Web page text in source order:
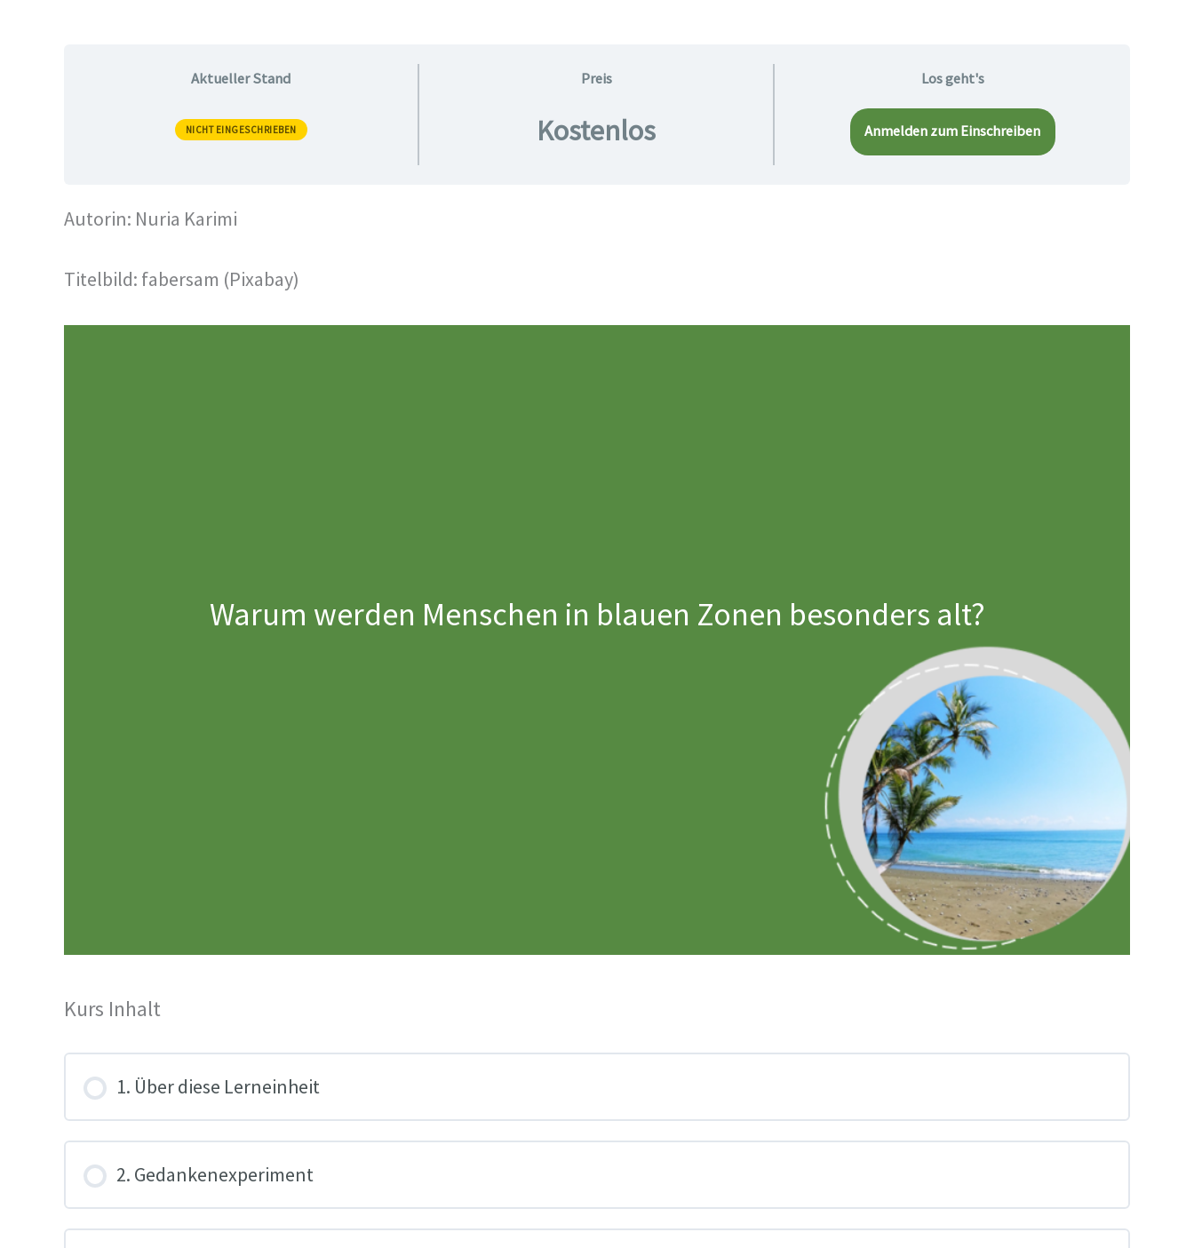
Aktueller Stand
NICHT EINGESCHRIEBEN
Preis
Kostenlos
Los geht's
Anmelden zum Einschreiben
Autorin: Nuria Karimi
Titelbild: fabersam (Pixabay)
Warum werden Menschen in blauen Zonen besonders alt?
Kurs Inhalt
1. Über diese Lerneinheit
2. Gedankenexperiment